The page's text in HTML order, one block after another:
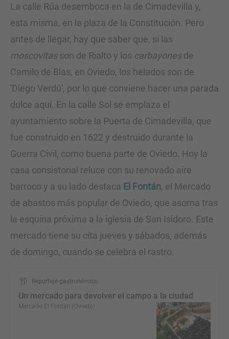
La calle Rúa desemboca en la de Cimadevilla y,
esta misma, en la plaza de la Constitución. Pero
antes de llegar, hay que saber que, si las
moscovitasson de Rialto y los carbayonesde
Camilo de Blas, en Oviedo, los helados son de
'Diego Verdú', por lo que conviene hacer una parada
dulce aquí. En la calle Sol se emplaza el
ayuntamiento sobre la Puerta de Cimadevilla, que
fue construido en 1622 y destruido durante la
Guerra Civil, como buena parte de Oviedo. Hoy la
casa consistorial reluce con su renovado aire
barroco y a su lado destaca El Fontán, el Mercado
de abastos más popular de Oviedo, que asoma tras
la esquina próxima a la iglesia de San Isidoro. Este
mercado tiene su cita jueves y sábados, además
de domingo, cuando se celebra el rastro.
Reportaje gastronómico
Un mercado para devolver el campo a la ciudad
Mercado El Fontán (Oviedo)